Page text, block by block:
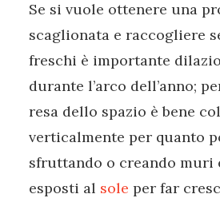
Se si vuole ottenere una
scaglionata e raccogliere
freschi è importante
durante l’arco dell’anno;
resa dello spazio è bene
verticalmente per quanto
sfruttando o creando muri
esposti al sole per far